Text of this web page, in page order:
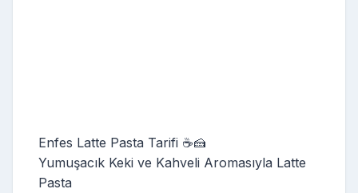
Enfes Latte Pasta Tarifi ☕🍰
Yumuşacık Keki ve Kahveli Aromasıyla Latte
Pasta